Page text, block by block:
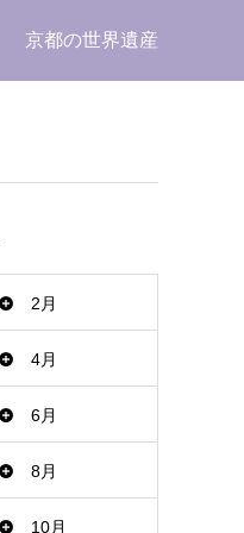
京都の世界遺産
2月
4月
6月
8月
10月